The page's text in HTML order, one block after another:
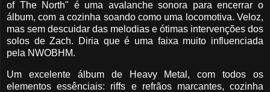
of The North" é uma avalanche sonora para encerrar o
álbum, com a cozinha soando como uma locomotiva. Veloz,
mas sem descuidar das melodias e ótimas intervenções dos
solos de Zach. Diria que é uma faixa muito influenciada
pela NWOBHM.
Um excelente álbum de Heavy Metal, com todos os
elementos essênciais: riffs e refrãos marcantes, cozinha